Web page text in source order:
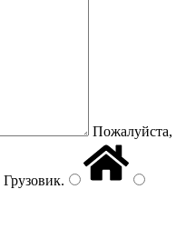
Пожалуйста,
Грузовик.